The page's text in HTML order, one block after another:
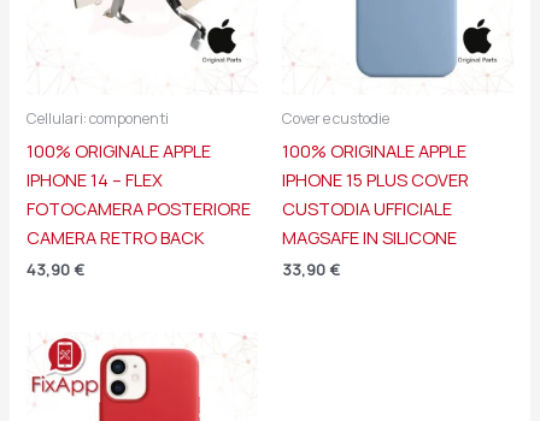
Cellulari: componenti
100% ORIGINALE APPLE
IPHONE 14 – FLEX
FOTOCAMERA POSTERIORE
CAMERA RETRO BACK
43,90 €
Cover e custodie
100% ORIGINALE APPLE
IPHONE 15 PLUS COVER
CUSTODIA UFFICIALE
MAGSAFE IN SILICONE
33,90 €